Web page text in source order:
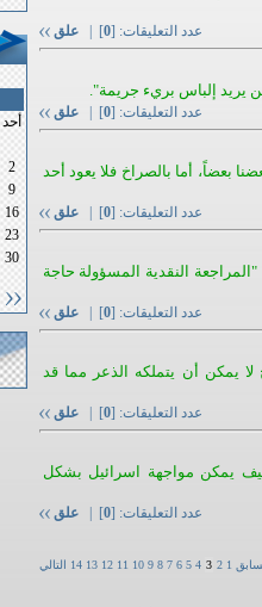
عدد التعليقات: [0
] | علق
يريد إلباس بريء جريمة".
عدد التعليقات: [0
] | علق
بعضاً، أما بالصراخ فلا يعود أحد
عدد التعليقات: [0
] | علق
"المراجعة النقدية المسؤولة حاجة
عدد التعليقات: [0
] | علق
يمكن أن يتملكه الذعر مما قد
عدد التعليقات: [0
] | علق
يمكن مواجهة اسرائيل بشكل
عدد التعليقات: [0
] | علق
1
2
3
4
5
6
7
8
9
10
11
12
13
14 التالي
أحد
2
9
16
23
30